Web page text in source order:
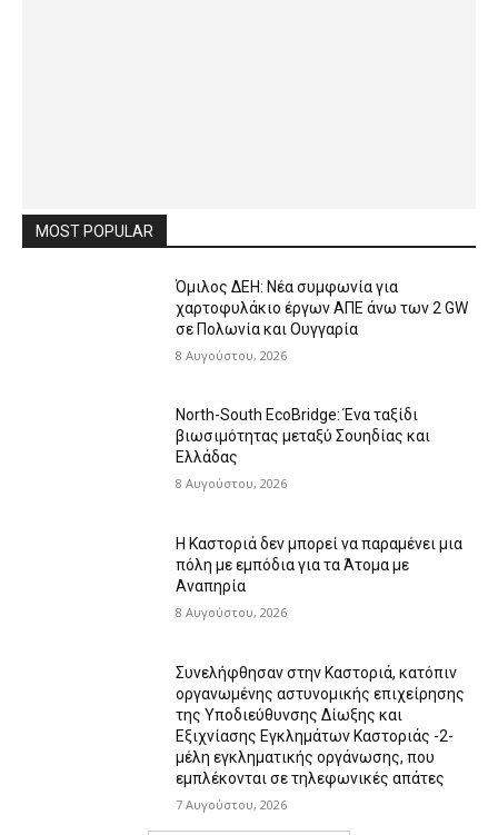
MOST POPULAR
Όμιλος ΔΕΗ: Νέα συμφωνία για
χαρτοφυλάκιο έργων ΑΠΕ άνω των 2 GW
σε Πολωνία και Ουγγαρία
8 Αυγούστου, 2026
North-South EcoBridge: Ένα ταξίδι
βιωσιμότητας μεταξύ Σουηδίας και
Ελλάδας
8 Αυγούστου, 2026
Η Καστοριά δεν μπορεί να παραμένει μια
πόλη με εμπόδια για τα Άτομα με
Αναπηρία
8 Αυγούστου, 2026
Συνελήφθησαν στην Καστοριά, κατόπιν
οργανωμένης αστυνομικής επιχείρησης
της Υποδιεύθυνσης Δίωξης και
Εξιχνίασης Εγκλημάτων Καστοριάς -2-
μέλη εγκληματικής οργάνωσης, που
εμπλέκονται σε τηλεφωνικές απάτες
7 Αυγούστου, 2026